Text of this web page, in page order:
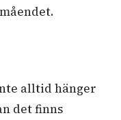
alltid hänger
det finns